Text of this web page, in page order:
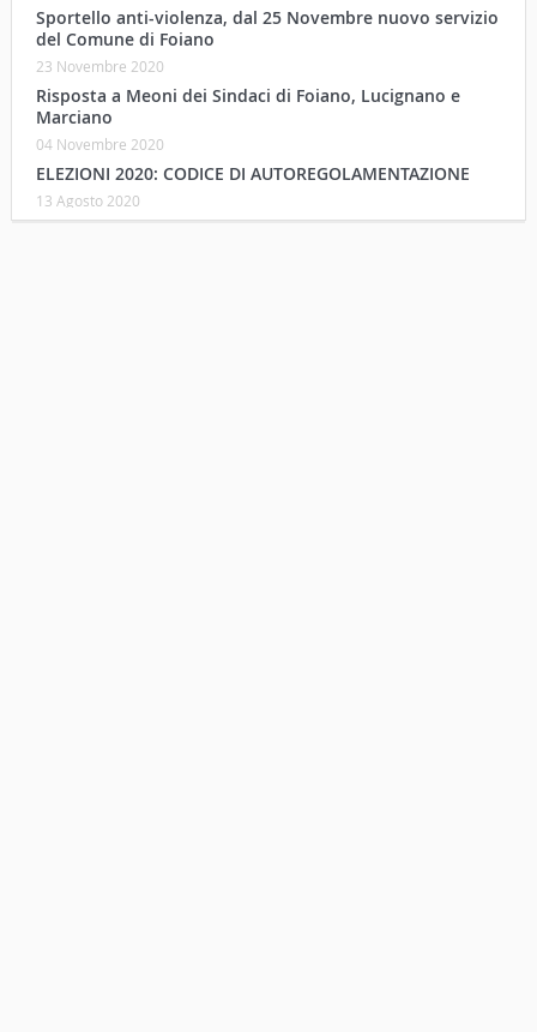
Sportello anti-violenza, dal 25 Novembre nuovo servizio
del Comune di Foiano
23 Novembre 2020
Risposta a Meoni dei Sindaci di Foiano, Lucignano e
Marciano
04 Novembre 2020
ELEZIONI 2020: CODICE DI AUTOREGOLAMENTAZIONE
13 Agosto 2020